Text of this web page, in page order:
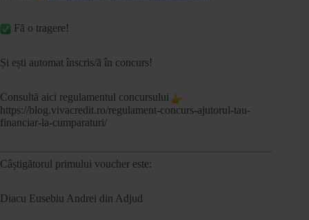
Fă o tragere!
Și ești automat înscris/ă în concurs!
Consultă aici regulamentul concursului
https://blog.vivacredit.ro/regulament-concurs-ajutorul-tau-
financiar-la-cumparaturi/
Câștigătorul primului voucher este:
Diacu Eusebiu Andrei din Adjud